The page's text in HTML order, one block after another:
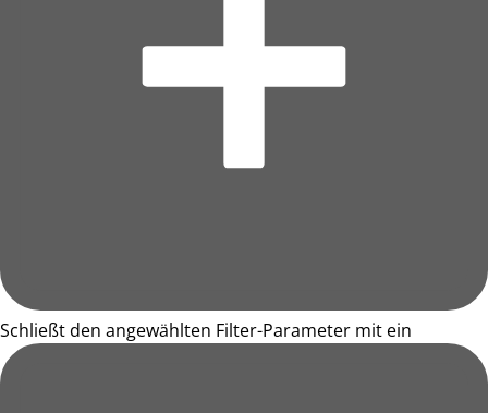
Schließt den angewählten Filter-Parameter mit ein